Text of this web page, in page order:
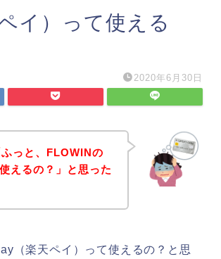
イ）って使える
2020年6月30日
っと、FLOWINの
えるの？」と思った
（楽天ペイ）って使えるの？と思